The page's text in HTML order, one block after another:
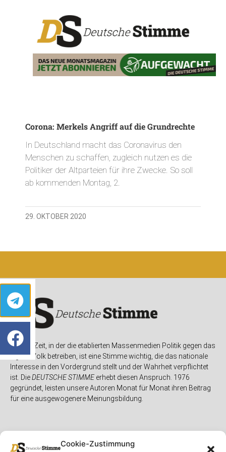
Cookie-Zustimmung
Corona: Merkels Angriff auf die Grundrechte
In Deutschland macht das Coronavirus den
Menschen zu schaffen, zugleich nutzen es die
Politiker der Altparteien für ihre Zwecke. So soll
ab kommenden Montag, 2.
29. OKTOBER 2020
In einer Zeit, in der die etablierten Massenmedien Politik gegen das
eigene Volk betreiben, ist eine Stimme wichtig, die das nationale
Interesse in den Vordergrund stellt und der Wahrheit verpflichtet
ist. DieDEUTSCHE STIMMEerhebt diesen Anspruch. 1976
gegründet, leisten unsere Autoren Monat für Monat ihren Beitrag
für eine ausgewogenere Meinungsbildung.